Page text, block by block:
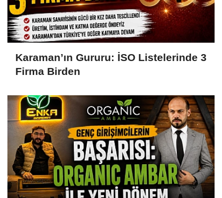
Karaman’ın Gururu: İSO Listelerinde 3
Firma Birden